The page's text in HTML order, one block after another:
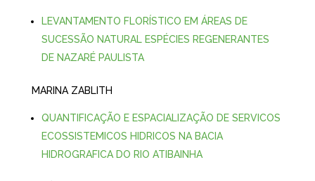
LEVANTAMENTO FLOR STICO EM ÁREAS DE
SUCESSÃO NATURAL ESPÉCIES REGENERANTES
DE NAZARÉPAULISTA
MARINA ZABLITH
QUANTIFICAÇÃO E ESPACIALIZAÇÃO DE SERVICOS
ECOSSISTEMICOS HIDRICOS NA BACIA
HIDROGRAFICA DO RIO ATIBAINHA